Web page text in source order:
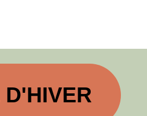
D'HIVER